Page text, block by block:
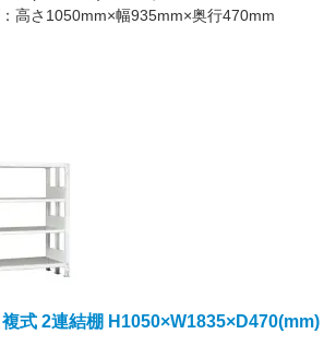
高さ1050mm×幅935mm×奥行470mm
式 2連結棚 H1050×W1835×D470(mm)